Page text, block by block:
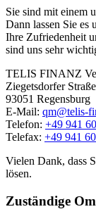
Sie sind mit einem
Dann lassen Sie es
Ihre Zufriedenheit
sind uns sehr
TELIS FINANZ
Ziegetsdorfer
93051 Regensburg
E-Mail: qm@telis-
Telefon: +49 941
Telefax: +49 941
Vielen Dank, dass
lösen.
Zuständige